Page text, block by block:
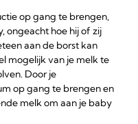
op gang te brengen,
ongeacht hoe hij of zij
aan de borst kan
mogelijk van je melk te
Door je
op gang te brengen en
melk om aan je baby